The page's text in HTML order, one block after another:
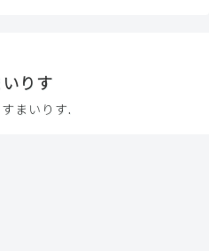
りす
まいりす.